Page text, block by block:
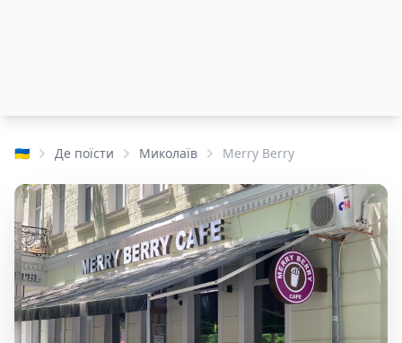
🇺🇦 Де поїсти Миколаїв Merry Berry